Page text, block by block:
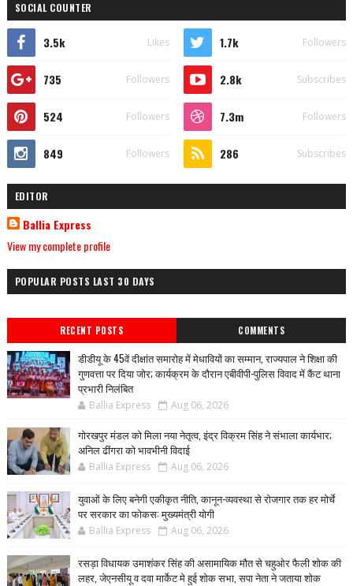
SOCIAL COUNTER
3.5k Likes 1.7k Followers
735 Followers 2.8k Subscribes
524 Followers 7.3m Followers
849 Followers 286 Subscribes
EDITOR
Ballia Express
View my complete profile
POPULAR POSTS LAST 30 DAYS
RECENT POSTS COMMENTS
डीडीयू के 45वें दीक्षांत समारोह में मेधावियों का सम्मान, राज्यपाल ने शिक्षा की
गुणवत्ता पर दिया जोर; कार्यक्रम के दौरान एबीवीपी-पुलिस विवाद में कैंट थाना
प्रभारी निलंबित
Ballia Express Aug 06, 2026
गोरखपुर मंडल को मिला नया नेतृत्व, इंद्र विक्रम सिंह ने संभाला कार्यभार;
अनिल ढींगरा को भावभीनी विदाई
Ballia Express Aug 06, 2026
युवाओं के लिए बनेगी एकीकृत नीति, कानून-व्यवस्था से रोजगार तक हर मोर्चे
पर सरकार का फोकस: मुख्यमंत्री योगी
Ballia Express Aug 06, 2026
रसड़ा विधायक उमाशंकर सिंह की असामायिक मौत से चहुओर फैली शोक की
लहर, जेएनसीयू व दवा मार्केट मे हुई शोक सभा, सपा नेता ने जताया शोक